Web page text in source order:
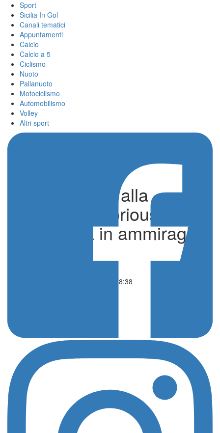
Sport
Sicilia In Gol
Canali tematici
Appuntamenti
Calcio
Calcio a 5
Ciclismo
Nuoto
Pallanuoto
Motociclismo
Automobilismo
Volley
Altri sport
Caruso resta alla
Bahrain Victorious, la
nuova vita in ammiraglia
di Redazione
03 Giugno 2026 - 08:38